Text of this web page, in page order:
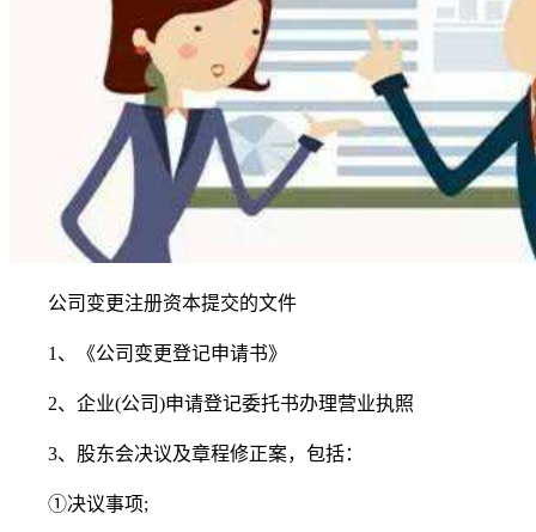
公司变更注册资本提交的文件
1、《公司变更登记申请书》
2、企业(公司)申请登记委托书办理营业执照
3、股东会决议及章程修正案，包括：
①决议事项;